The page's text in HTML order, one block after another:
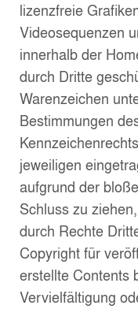
lizenzfreie
Videosequenzen
innerhalb der
durch Dritte
Warenzeichen
Bestimmungen
jeweiligen
aufgrund der
Schluss zu
durch Rechte
Copyright für
erstellte Contents
Vervielfältigung